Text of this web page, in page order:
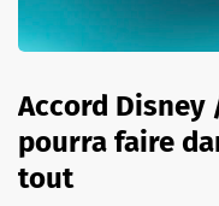
Accord Disney
pourra faire
tout